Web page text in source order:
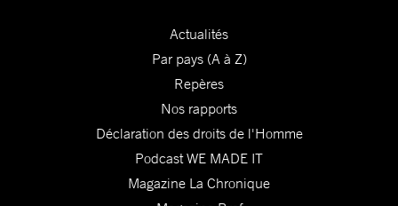
Actualités
Par pays (A à Z)
Repères
Nos rapports
Déclaration des droits de l'Homme
Podcast WE MADE IT
Magazine La Chronique